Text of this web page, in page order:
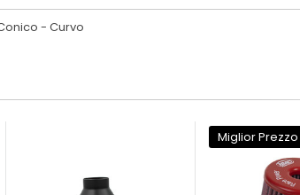
- Curvo
Miglior Prezzo